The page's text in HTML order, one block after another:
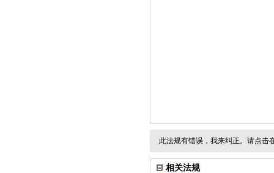
此法规有错误，我来纠正。请点击
相关法规